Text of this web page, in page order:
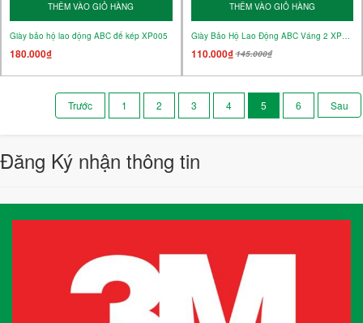
THÊM VÀO GIỎ HÀNG
Giày bảo hộ lao động ABC đế kép XP005
180.000₫
THÊM VÀO GIỎ HÀNG
Giày Bảo Hộ Lao Động ABC Váng 2 XP08-02
110.000₫145.000₫
1 2 3 4 5 6
Đăng Ký nhận thông tin